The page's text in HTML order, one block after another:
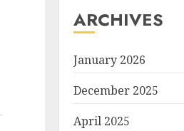
ARCHIVES
January 2026
December 2025
April 2025